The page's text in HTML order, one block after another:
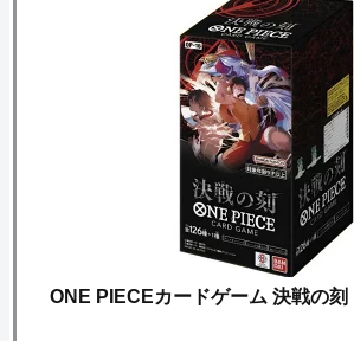
ONE PIECEカードゲーム 決戦の刻